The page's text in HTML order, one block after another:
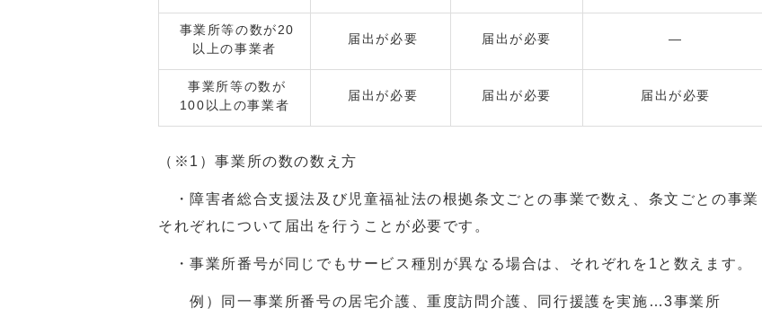
事業所等の数が20
以上の事業者
届出が必要 届出が必要 ―
事業所等の数が
100以上の事業者
届出が必要 届出が必要 届出が必要
（※1）事業所の数の数え方
・障害者総合支援法及び児童福祉法の根拠条文ごとの事業で数え、条文ごとの事業
それぞれについて届出を行うことが必要です。
・事業所番号が同じでもサービス種別が異なる場合は、それぞれを1と数えます。
例）同一事業所番号の居宅介護、重度訪問介護、同行援護を実施…3事業所